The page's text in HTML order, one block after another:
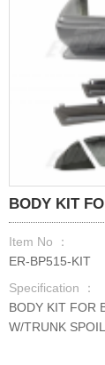
BODY KIT
Item No ：
ER-BP515-KIT
Specification ：
BODY KIT FOR
W/TRUNK